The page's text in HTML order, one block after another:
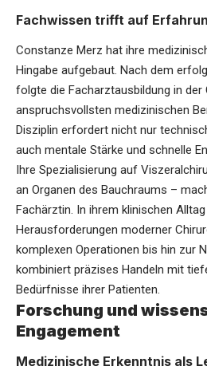
Fachwissen trifft auf
Constanze Merz hat ihre
Hingabe aufgebaut. Nach dem
folgte die Facharztausbildung in der
anspruchsvollsten medizinischen
Disziplin erfordert nicht nur
auch mentale Stärke und schnelle
Ihre Spezialisierung auf
an Organen des Bauchraums –
Fachärztin. In ihrem klinischen
Herausforderungen moderner
komplexen Operationen bis hin zur
kombiniert präzises Handeln mit
Bedürfnisse ihrer Patienten.
Forschung und
Engagement
Medizinische Erkenntnis als